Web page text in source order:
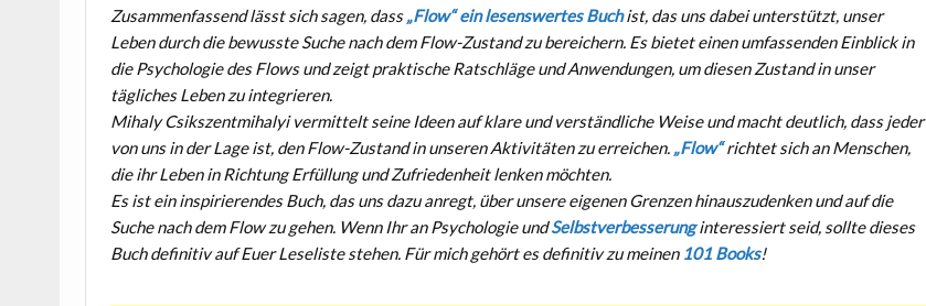
Zusammenfassend lässt sich sagen, dass„Flow“ ein lesenswertes Buchist, das uns dabei unterstützt, unser
Leben durch die bewusste Suche nach dem Flow-Zustand zu bereichern. Es bietet einen umfassenden Einblick in
die Psychologie des Flows und zeigt praktische Ratschläge und Anwendungen, um diesen Zustand in unser
tägliches Leben zu integrieren.
Mihaly Csikszentmihalyi vermittelt seine Ideen auf klare und verständliche Weise und macht deutlich, dass jeder
von uns in der Lage ist, den Flow-Zustand in unseren Aktivitäten zu erreichen. „Flow“ richtet sich an Menschen,
die ihr Leben in Richtung Erfüllung und Zufriedenheit lenken möchten.
Es ist ein inspirierendes Buch, das uns dazu anregt, über unsere eigenen Grenzen hinauszudenken und auf die
Suche nach dem Flow zu gehen. Wenn Ihr an Psychologie undSelbstverbesserunginteressiert seid, sollte dieses
Buch definitiv auf Euer Leseliste stehen. Für mich gehört es definitiv zu meinen 101 Books!